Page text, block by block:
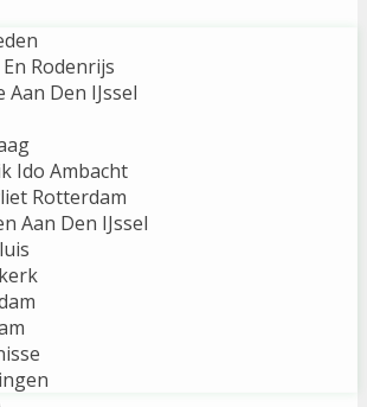
Rodenrijs
Aan Den IJssel
Ido Ambacht
Rotterdam
Aan Den IJssel